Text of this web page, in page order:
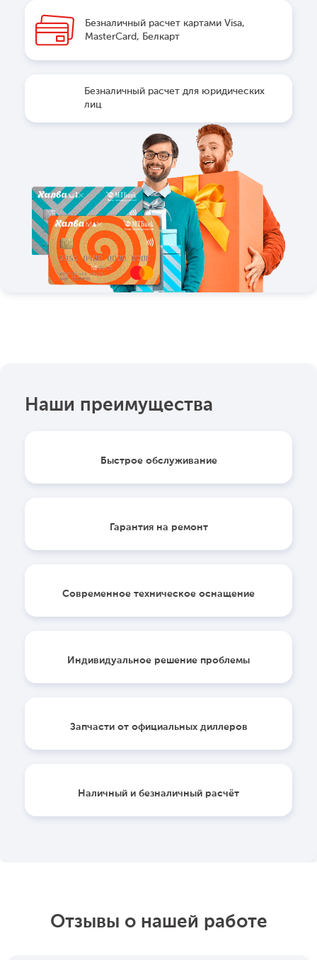
Безналичный расчет картами Visa,
MasterCard, Белкарт
Безналичный расчет для юридических
лиц
Наши преимущества
Быстрое обслуживание
Гарантия на ремонт
Современное техническое оснащение
Индивидуальное решение проблемы
Запчасти от официальных диллеров
Наличный и безналичный расчёт
Отзывы о нашей работе